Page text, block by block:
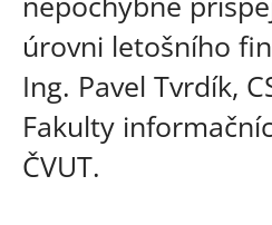
úrovni letošního
Ing. Pavel Tvrdík,
Fakulty
ČVUT.